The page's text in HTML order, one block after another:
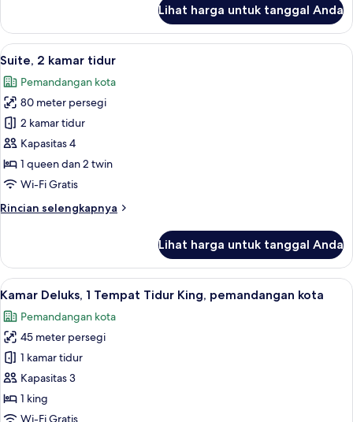
Suite
Junior,
1
Tidur
King,
lantai
eksekutif
Lihat harga untuk tanggal Anda
Lihat
semua
foto
untuk
Suite,
2
kamar
tidur
Suite, 2 kamar tidur | Seprai
16
Suite, 2 kamar tidur
Pemandangan kota
80 meter persegi
2 kamar tidur
Kapasitas 4
1 queen dan 2 twin
Wi-Fi Gratis
Rincian selengkapnya
Rincian
Suite,
kamar
Lihat harga untuk tanggal Anda
Lihat
semua
foto
untuk
Kamar
Deluks,
1
Tempat
Kamar Deluks, 1 Tempat Tidur King,
11
Kamar Deluks, 1 Tempat Tidur King, pemandangan kota
Pemandangan kota
45 meter persegi
1 kamar tidur
Kapasitas 3
1 king
Wi-Fi Gratis